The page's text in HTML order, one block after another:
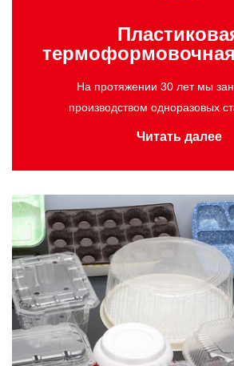
На протяжении 30 лет мы
производством одноразовых
Читать далее